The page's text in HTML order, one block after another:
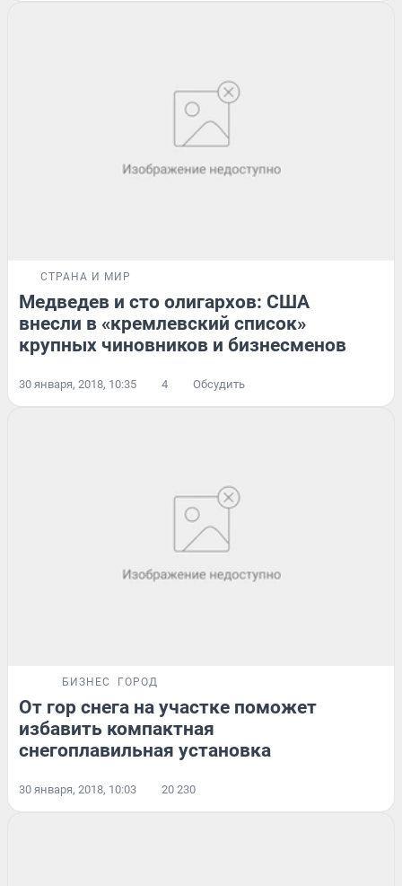
СТРАНА И МИР
Медведев и сто олигархов: США
внесли в «кремлевский список»
крупных чиновников и бизнесменов
30 января, 2018, 10:35 4 Обсудить
БИЗНЕС ГОРОД
От гор снега на участке поможет
избавить компактная
снегоплавильная установка
30 января, 2018, 10:03 20 230